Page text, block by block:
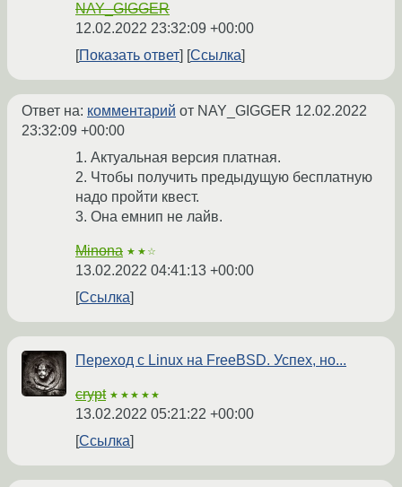
NAY_GIGGER
12.02.2022 23:32:09 +00:00
Показать ответ
Ссылка
Ответ на: комментарий от NAY_GIGGER 12.02.2022
23:32:09 +00:00
1. Актуальная версия платная.
2. Чтобы получить предыдущую бесплатную
надо пройти квест.
3. Она емнип не лайв.
Minona ★★☆
13.02.2022 04:41:13 +00:00
Ссылка
Переход с Linux на FreeBSD. Успех, но...
crypt ★★★★★
13.02.2022 05:21:22 +00:00
Ссылка